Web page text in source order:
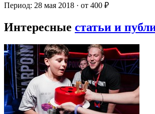
Период: 28 мая 2018 · от 400 ₽
Интересные статьи и